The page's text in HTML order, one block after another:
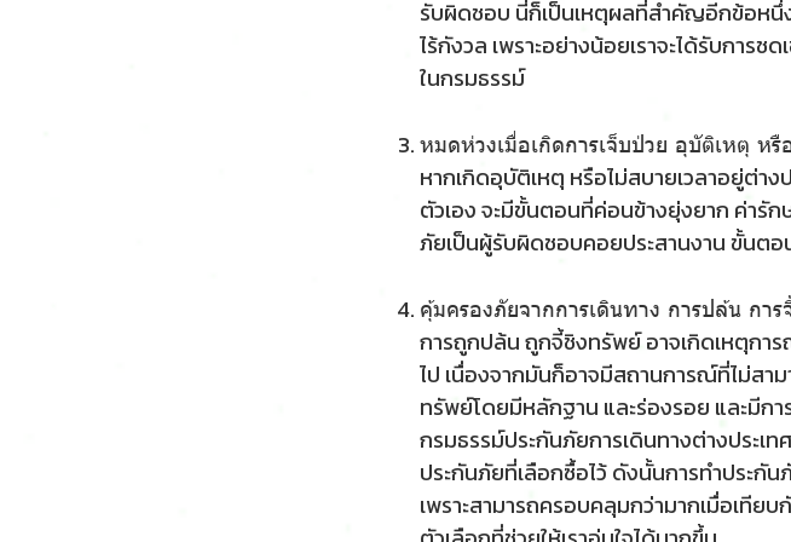
รับผิดชอบ นี่ก็เป็นเหตุผลที่สำคัญอีกข้อหนึ่ง
ไร้กังวล เพราะอย่างน้อยเราจะได้รับการช
ในกรมธรรม์
หมดห่วงเมื่อเกิดการเจ็บป่วย อุบัติเหตุ ห
หากเกิดอุบัติเหตุ หรือไม่สบายเวลาอยู่ต่าง
ตัวเอง จะมีขั้นตอนที่ค่อนข้างยุ่งยาก ค่ารั
ภัยเป็นผู้รับผิดชอบคอยประสานงาน ขั้นตอ
คุ้มครองภัยจากการเดินทาง การปล้น การ
การถูกปล้น ถูกจี้ชิงทรัพย์ อาจเกิดเหตุการ
ไป เนื่องจากมันก็อาจมีสถานการณ์ที่ไม่สา
ทรัพย์โดยมีหลักฐาน และร่องรอย และมีก
กรมธรรม์ประกันภัยการเดินทางต่างประเ
ประกันภัยที่เลือกซื้อไว้ ดังนั้นการทำประกั
เพราะสามารถครอบคลุมกว่ามากเมื่อเทีย